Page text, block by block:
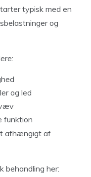
typisk med en
og
og led
funktion
afhængigt af
behandling her: